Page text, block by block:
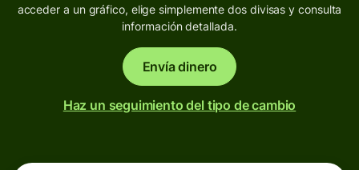
acceder a un gráfico, elige simplemente dos divisas y consulta
información detallada.
Envía dinero
Haz un seguimiento del tipo de cambio